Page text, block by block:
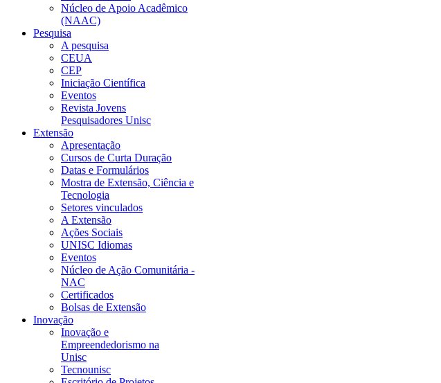
Núcleo de Apoio Acadêmico
(NAAC)
Pesquisa
A pesquisa
CEUA
CEP
Iniciação Científica
Eventos
Revista Jovens
Pesquisadores Unisc
Extensão
Apresentação
Cursos de Curta Duração
Datas e Formulários
Mostra de Extensão, Ciência e
Tecnologia
Setores vinculados
A Extensão
Ações Sociais
UNISC Idiomas
Eventos
Núcleo de Ação Comunitária -
NAC
Certificados
Bolsas de Extensão
Inovação
Inovação e
Empreendedorismo na
Unisc
Tecnounisc